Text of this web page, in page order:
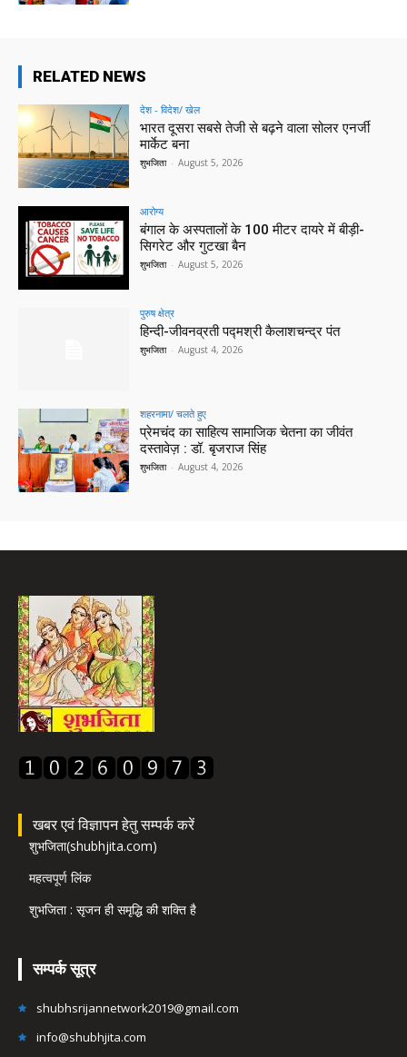
RELATED NEWS
देश - विदेश/ खेल
भारत दूसरा सबसे तेजी से बढ़ने वाला सोलर एनर्जी
मार्केट बना
शुभजिता - August 5, 2026
आरोग्य
बंगाल के अस्पतालों के 100 मीटर दायरे में बीड़ी-
सिगरेट और गुटखा बैन
शुभजिता - August 5, 2026
पुरुष क्षेत्र
हिन्‍दी-जीवनव्रती पद्मश्री कैलाशचन्‍द्र पंत
शुभजिता - August 4, 2026
शहरनामा/ चलते हुए
प्रेमचंद का साहित्य सामाजिक चेतना का जीवंत
दस्तावेज़ : डॉ. बृजराज सिंह
शुभजिता - August 4, 2026
खबर एवं विज्ञापन हेतु सम्पर्क करें
शुभजिता(shubhjita.com)
महत्वपूर्ण लिंक
शुभजिता : सृजन ही समृद्धि की शक्ति है
सम्पर्क सूत्र
shubhsrijannetwork2019@gmail.com
info@shubhjita.com